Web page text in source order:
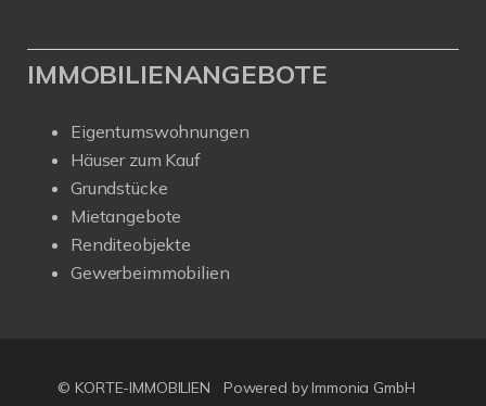
IMMOBILIENANGEBOTE
Eigentumswohnungen
Häuser zum Kauf
Grundstücke
Mietangebote
Renditeobjekte
Gewerbeimmobilien
© KORTE-IMMOBILIEN Powered by Immonia GmbH